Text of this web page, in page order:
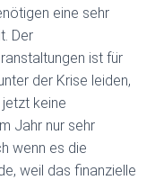
eine sehr
Der
ist für
der Krise leiden,
keine
Jahr nur sehr
wenn es die
weil das finanzielle